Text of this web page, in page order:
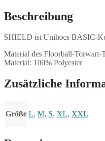
Beschreibung
SHIELD ist Unihocs BASIC-
Material des Floorball-Torwart-
Material: 100% Polyester
Zusätzliche
Größe L, M, S, XL, XXL